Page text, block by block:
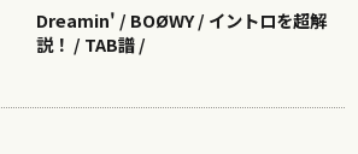
Dreamin' / BOØWY / イントロを超解
説！ / TAB譜 /